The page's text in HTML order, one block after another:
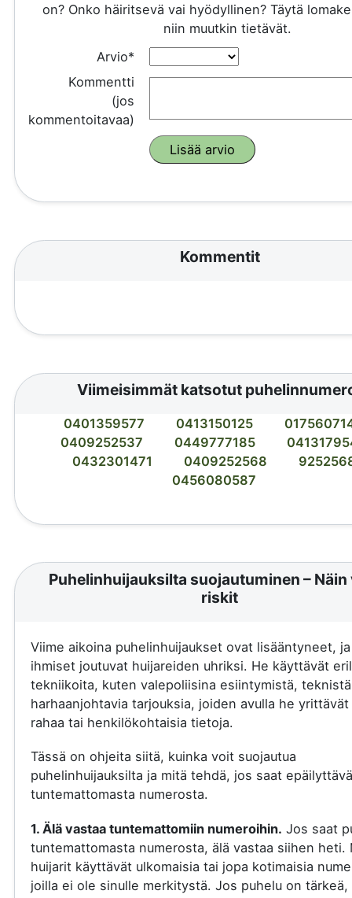
on? Onko häiritsevä vai hyödyllinen? Täytä
niin muutkin tietävät.
Arvio*
Kommentti
(jos
kommentoitavaa)
Kommentit
Viimeisimmät katsotut
0401359577 0413150125
0409252537
0449777185
0432301471
0409252568
0456080587
Puhelinhuijauksilta suojautuminen – Näin
riskit
Viime aikoina puhelinhuijaukset ovat lisääntyneet,
ihmiset joutuvat huijareiden uhriksi. He käyttävät
tekniikoita, kuten valepoliisina esiintymistä,
harhaanjohtavia tarjouksia, joiden avulla he yrittävät
rahaa tai henkilökohtaisia tietoja.
Tässä on ohjeita siitä, kuinka voit suojautua
puhelinhuijauksilta ja mitä tehdä, jos saat
tuntemattomasta numerosta.
1. Älä vastaa tuntemattomiin numeroihin. Jos saat
tuntemattomasta numerosta, älä vastaa siihen heti.
huijarit käyttävät ulkomaisia tai jopa kotimaisia
joilla ei ole sinulle merkitystä. Jos puhelu on